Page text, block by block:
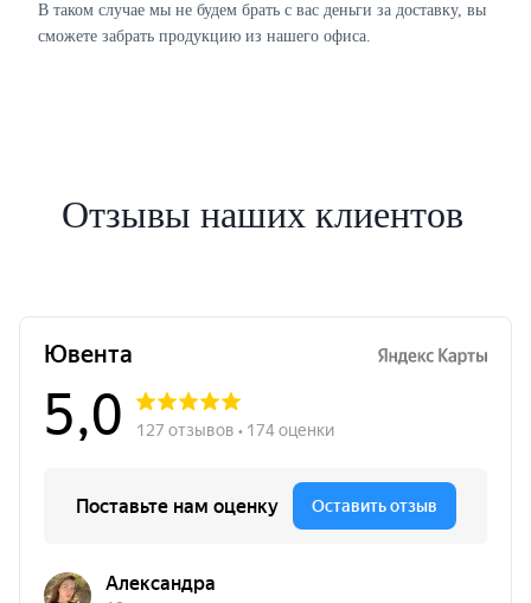
В таком случае мы не будем брать с вас деньги за доставку, вы
сможете забрать продукцию из нашего офиса.
Отзывы наших клиентов